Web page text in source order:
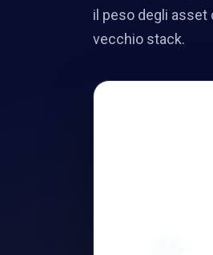
il peso degli asset
vecchio stack.